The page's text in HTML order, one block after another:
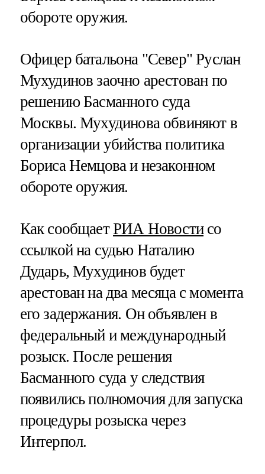
обороте оружия.
Офицер батальона "Север" Руслан
Мухудинов заочно арестован по
решению Басманного суда
Москвы. Мухудинова обвиняют в
организации убийства политика
Бориса Немцова и незаконном
обороте оружия.
Как сообщаетРИА Новостисо
ссылкой на судью Наталию
Дударь, Мухудинов будет
арестован на два месяца с момента
его задержания. Он объявлен в
федеральный и международный
розыск. После решения
Басманного суда у следствия
появились полномочия для запуска
процедуры розыска через
Интерпол.